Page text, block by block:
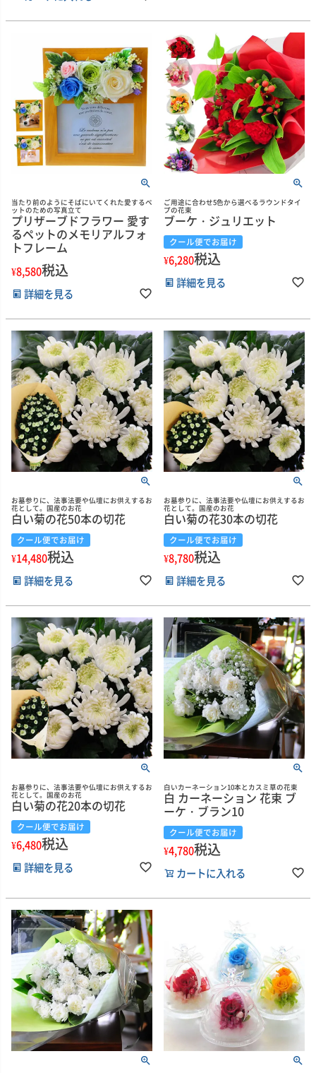
当たり前のようにそばにいてくれた愛するペ
ットのための写真立て
プリザーブドフラワー 愛す
るペットのメモリアルフォ
トフレーム
¥8,580税込
詳細を見る
ご用途に合わせ5色から選べるラウンドタイ
プの花束
ブーケ・ジュリエット
クール便でお届け
¥6,280税込
詳細を見る
お墓参りに、法事法要や仏壇にお供えするお
花として。国産のお花
白い菊の花50本の切花
クール便でお届け
¥14,480税込
詳細を見る
お墓参りに、法事法要や仏壇にお供えするお
花として。国産のお花
白い菊の花30本の切花
クール便でお届け
¥8,780税込
詳細を見る
お墓参りに、法事法要や仏壇にお供えするお
花として。国産のお花
白い菊の花20本の切花
クール便でお届け
¥6,480税込
詳細を見る
白いカーネーション10本とカスミ草の花束
白 カーネーション 花束 ブ
ーケ・ブラン10
クール便でお届け
¥4,780税込
カートに入れる